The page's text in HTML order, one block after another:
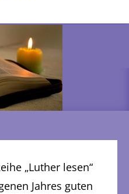
„Luther lesen“
Jahres guten